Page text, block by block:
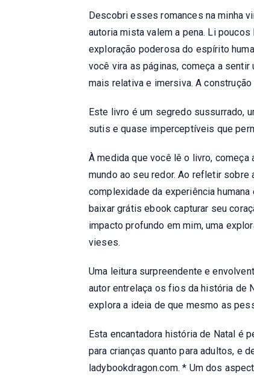
Descobri esses romances na minha
autoria mista valem a pena. Li
exploração poderosa do espírito
você vira as páginas, começa a
mais relativa e imersiva. A
Este livro é um segredo sussurrado,
sutis e quase imperceptíveis que
À medida que você lê o livro,
mundo ao seu redor. Ao refletir
complexidade da experiência
baixar grátis ebook capturar seu
impacto profundo em mim, uma
vieses.
Uma leitura surpreendente e
autor entrelaça os fios da história de
explora a ideia de que mesmo as
Esta encantadora história de Natal é
para crianças quanto para adultos, e
ladybookdragon.com. * Um dos